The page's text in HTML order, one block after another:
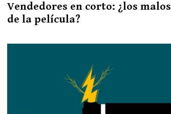
Vendedores en corto: ¿los malos
de la película?